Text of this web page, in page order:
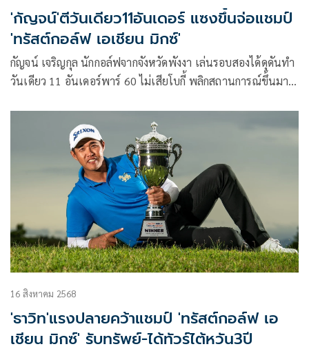
'กัญจน์'ตีวันเดียว11อันเดอร์ แซงขึ้นจ่อแชมป์
'ทรัสต์กอล์ฟ เอเชียน มิกซ์'
กัญจน์ เจริญกุล นักกอล์ฟจากจังหวัดพังงา เล่นรอบสองได้ดุดันทำ
วันเดียว 11 อันเดอร์พาร์ 60 ไม่เสียโบกี้ พลิกสถานการณ์ขึ้นมา
โดยมีสองสวิงสาวจากไทย และไต้หวัน พัชรจุฑา คงกระพันธ์ และ
ฟีบี้ เหยา อยู่อันดับ 2 ร่วมสกอร์รวม 11 อันเดอร์พาร์ 131 ขณะที่
รฐนน วรรณศรีจันทร์ ตามอยู่สองสโตรคที่ 10 อันเดอร์พาร์ 132
ในการแข่งขันกอล์ฟผสม ชายและหญิง ทรัสต์กอล์ฟ เอเชียน
มิกซ์ สนามที่ 3
16 สิงหาคม 2568
'ธาวิท'แรงปลายคว้าแชมป์ 'ทรัสต์กอล์ฟ เอ
เชียน มิกซ์' รับทรัพย์-ได้ทัวร์ไต้หวัน3ปี